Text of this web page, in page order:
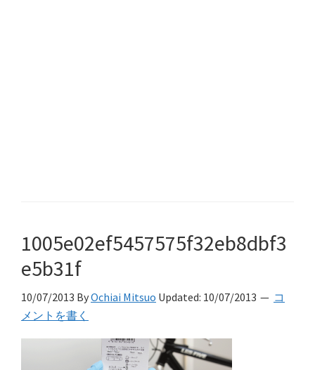
1005e02ef5457575f32eb8dbf3
e5b31f
10/07/2013 ByOchiai Mitsuo Updated: 10/07/2013
コ
メントを書く